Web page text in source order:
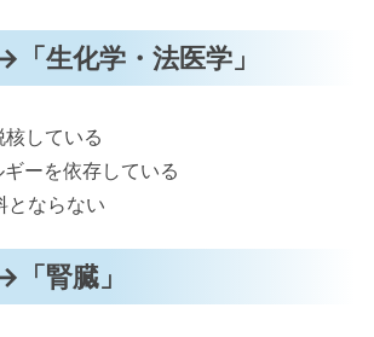
「生化学・法医学」
核している
ーを依存している
ならない
「腎臓」